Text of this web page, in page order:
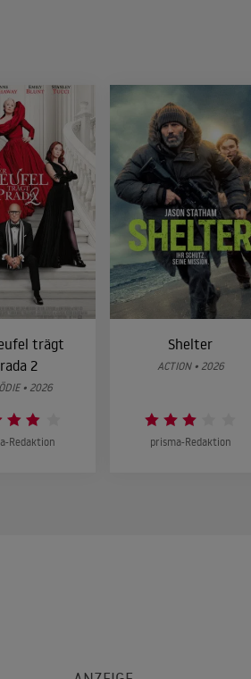
trägt
2
• 2026
Redaktion
Shelter
ACTION • 2026
prisma-Redaktion